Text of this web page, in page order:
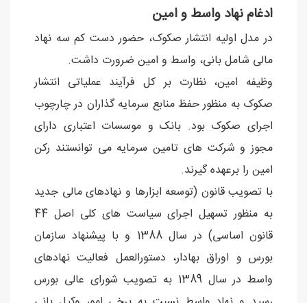
ادغام نهاد واسط و امین
در مدل اولیه انتشار صکوک، حضور دست کم سه نهاد
مالی شامل بانی، واسط و امین ضرورت داشت.
وظیفه امین، نظارت بر کل فرآیند عملیاتی انتشار
صکوک به منظور حفظ منابع سرمایه گذاران در چارچوب
اجرای صکوک بود. بانک و موسسات اعتباری دارای
مجوز و شرکت های تامین سرمایه می توانستند رکن
امین را برعهده گیرند.
با تصویب قانون (توسعه ابزارها و نهادهای مالی جدید
به منظور تسهیل اجرای سیاست های کلی اصل 44
قانون اساسی) در سال 1388 و با پیشنهاد سازمان
بورس و اوراق بهادار، دستورالعمل فعالیت نهادهای
واسط در سال 1389 به تصویب شورای عالی بورس